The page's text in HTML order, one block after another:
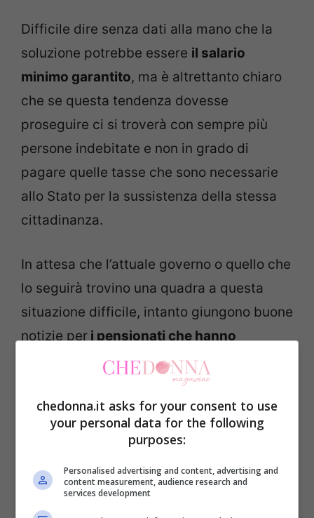
Difficile dire senza dati alla mano che la
soluzione potrebbe essere il salario
minimo garantito, ma è altrettanto chiaro
che se questa tendenza dovesse
proseguire ci si troverà con sempre più
persone indebitate e non in grado di
pagare quelle tasse che sono necessarie
allo Stato per la sussistenza della stessa
cittadinanza.
In attesa che l’attuale governo o quello che
lo seguirà trovino una quadra a questa
situazione difficile, intanto giungono buone
notizie per i pensionati che hanno
maggiormente bisogno, vediamo di cosa
Aumentano bonus e
sono rivolti questi
miglioramenti
chedonna.it asks for your consent to use
your personal data for the following
purposes:
Personalised advertising and content, advertising and
content measurement, audience research and
services development